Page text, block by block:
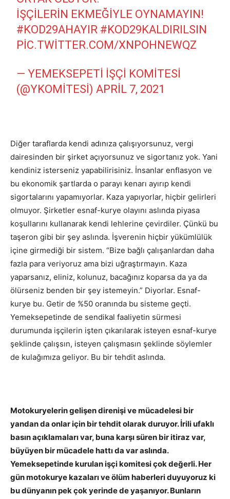
İŞÇILERIN EKMEĞIYLE OYNAMAYIN!
#KOD29AHAYIR #KOD29KALDIRILSIN
PIC.TWITTER.COM/XNPOHNEWQZ
— YEMEKSEPETI İŞÇI KOMITESI
(@YKOMITESI)APRIL 7, 2021
Diğer taraflarda kendi adınıza çalışıyorsunuz, vergi
dairesinden bir şirket açıyorsunuz ve sigortanız yok. Yani
kendiniz isterseniz yapabilirisiniz. İnsanlar enflasyon ve
bu ekonomik şartlarda o parayı kenarı ayırıp kendi
sigortalarını yapamıyorlar. Kaza yapıyorlar, hiçbir gelirleri
olmuyor. Şirketler esnaf-kurye olayını aslında piyasa
koşullarını kullanarak kendi lehlerine çevirdiler. Çünkü bu
taşeron gibi bir şey aslında. İşverenin hiçbir yükümlülük
içine girmediği bir sistem. “Bize bağlı çalışanlardan daha
fazla para veriyoruz ama bizi uğraştırmayın. Kaza
yaparsanız, eliniz, kolunuz, bacağınız koparsa da ya da
ölürseniz benden bir şey istemeyin.” Diyorlar. Esnaf-
kurye bu. Getir de %50 oranında bu sisteme geçti.
Yemeksepetinde de sendikal faaliyetin sürmesi
durumunda işçilerin işten çıkarılarak isteyen esnaf-kurye
şeklinde çalışsın, isteyen çalışmasın şeklinde söylemler
de kulağımıza geliyor. Bu bir tehdit aslında.
Motokuryelerin gelişen direnişi ve mücadelesi bir
yandan da onlar için bir tehdit olarak duruyor. İrili ufaklı
basın açıklamaları var, buna karşı süren bir itiraz var,
büyüyen bir mücadele hattı da var aslında.
Yemeksepetinde kurulan işçi komitesi çok değerli. Her
gün motokurye kazaları ve ölüm haberleri duyuyoruz ki
bu dünyanın pek çok yerinde de yaşanıyor. Bunların